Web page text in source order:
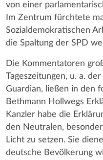
von einer
Im Zentrum fürchtete
Sozialdemokratischen
die Spaltung der SPD
Die Kommentatoren
Tageszeitungen, u. a.
Guardian, ließen in den
Bethmann Hollwegs
Kanzler habe die
den Neutralen,
Licht zu setzen. Sie
deutsche Bevölkerung